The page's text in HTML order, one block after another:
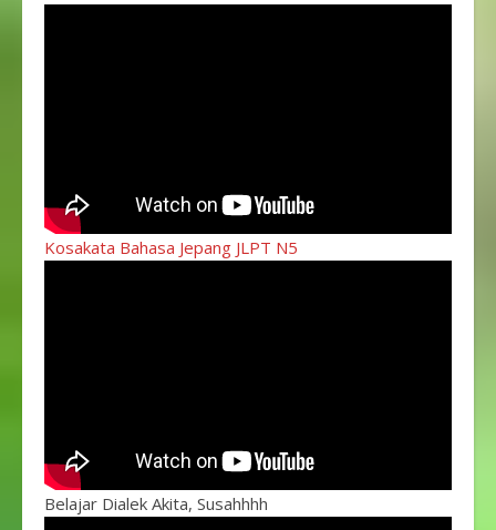
Kosakata Bahasa Jepang JLPT N5
Belajar Dialek Akita, Susahhhh